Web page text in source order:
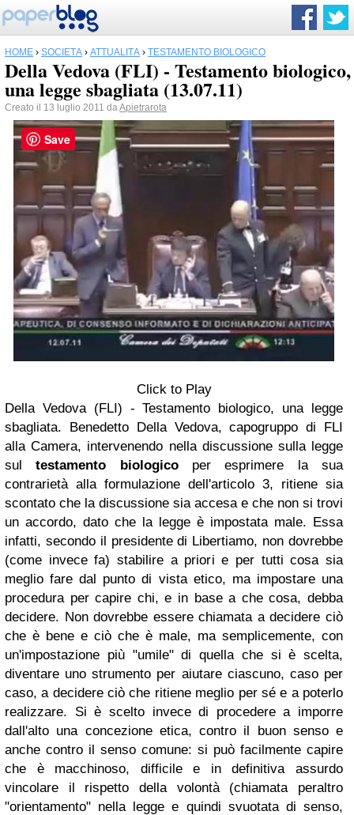
HOME › SOCIETÀ › ATTUALITÀ › TESTAMENTO BIOLOGICO
Della Vedova (FLI) - Testamento biologico,
una legge sbagliata (13.07.11)
Creato il 13 luglio 2011 daApietrarota
Click to Play
Della Vedova (FLI) - Testamento biologico, una legge
sbagliata. Benedetto Della Vedova, capogruppo di FLI
alla Camera, intervenendo nella discussione sulla legge
sultestamento biologicoper esprimere la sua
contrarietà alla formulazione dell'articolo 3, ritiene sia
scontato che la discussione sia accesa e che non si trovi
un accordo, dato che la legge è impostata male. Essa
infatti, secondo il presidente di Libertiamo, non dovrebbe
(come invece fa) stabilire a priori e per tutti cosa sia
meglio fare dal punto di vista etico, ma impostare una
procedura per capire chi, e in base a che cosa, debba
decidere. Non dovrebbe essere chiamata a decidere ciò
che è bene e ciò che è male, ma semplicemente, con
un'impostazione più "umile" di quella che si è scelta,
diventare uno strumento per aiutare ciascuno, caso per
caso, a decidere ciò che ritiene meglio per sé e a poterlo
realizzare. Si è scelto invece di procedere a imporre
dall'alto una concezione etica, contro il buon senso e
anche contro il senso comune: si può facilmente capire
che è macchinoso, difficile e in definitiva assurdo
vincolare il rispetto della volontà (chiamata peraltro
"orientamento" nella legge e quindi svuotata di senso,
Save